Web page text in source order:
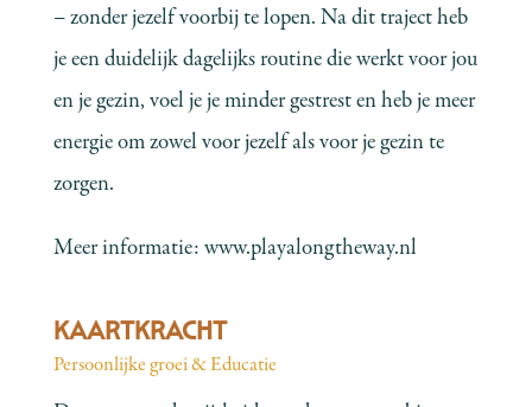
– zonder jezelf voorbij te lopen. Na dit traject heb
je een duidelijk dagelijks routine die werkt voor jou
en je gezin, voel je je minder gestrest en heb je meer
energie om zowel voor jezelf als voor je gezin te
zorgen.
Meer informatie:www.playalongtheway.nl
KAARTKRACHT
Persoonlijke groei & Educatie